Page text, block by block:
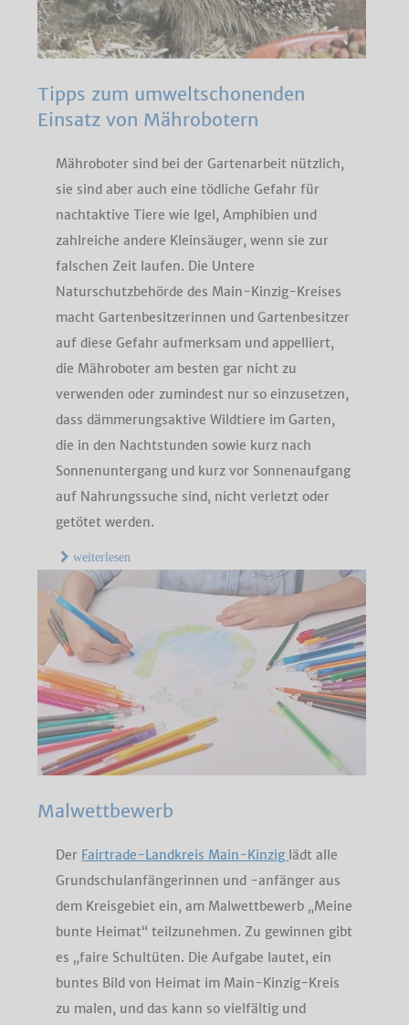
Tipps zum umweltschonenden
Einsatz von Mährobotern
Mähroboter sind bei der Gartenarbeit nützlich,
sie sind aber auch eine tödliche Gefahr für
nachtaktive Tiere wie Igel, Amphibien und
zahlreiche andere Kleinsäuger, wenn sie zur
falschen Zeit laufen. Die Untere
Naturschutzbehörde des Main-Kinzig-Kreises
macht Gartenbesitzerinnen und Gartenbesitzer
auf diese Gefahr aufmerksam und appelliert,
die Mähroboter am besten gar nicht zu
verwenden oder zumindest nur so einzusetzen,
dass dämmerungsaktive Wildtiere im Garten,
die in den Nachtstunden sowie kurz nach
Sonnenuntergang und kurz vor Sonnenaufgang
auf Nahrungssuche sind, nicht verletzt oder
getötet werden.
weiterlesen
Malwettbewerb
Der Fairtrade-Landkreis Main-Kinzig lädt alle
Grundschulanfängerinnen und -anfänger aus
dem Kreisgebiet ein, am Malwettbewerb „Meine
bunte Heimat“ teilzunehmen. Zu gewinnen gibt
es „faire Schultüten. Die Aufgabe lautet, ein
buntes Bild von Heimat im Main-Kinzig-Kreis
zu malen, und das kann so vielfältig und